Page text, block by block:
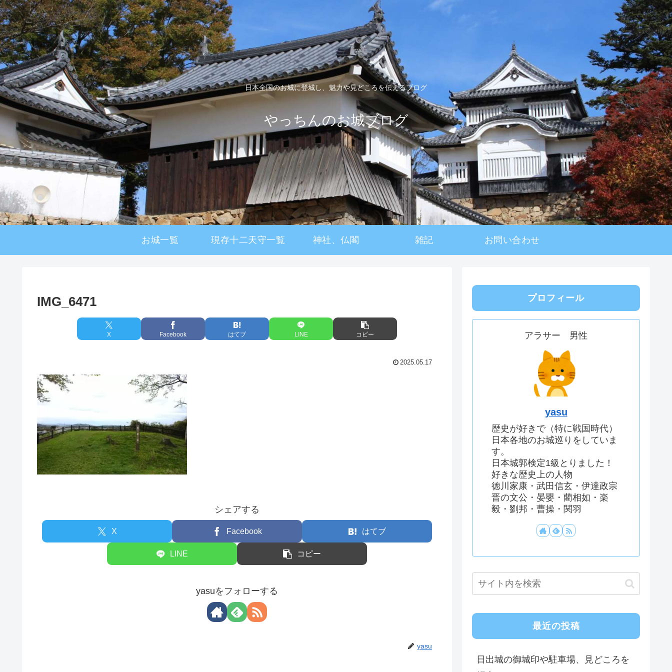
日本全国のお城に登城し、魅力や見どころを伝えるブログ
やっちんのお城ブログ
お城一覧 現存十二天守一覧 神社、仏閣 雑記 お問い合わせ
IMG_6471
X Facebook はてブ LINE コピー
2025.05.17
シェアする
X Facebook はてブ
LINE コピー
yasuをフォローする
yasu
プロフィール
アラサー 男性
yasu
歴史が好きで（特に戦国時代）
日本各地のお城巡りをしていま
す。
日本城郭検定1級とりました！
好きな歴史上の人物
徳川家康・武田信玄・伊達政宗
晋の文公・晏嬰・藺相如・楽
毅・劉邦・曹操・関羽
最近の投稿
日出城の御城印や駐車場、見どころを